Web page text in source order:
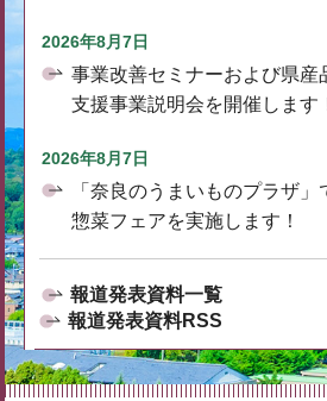
2026年8月7日
事業改善セミナーおよび県産
支援事業説明会を開催します
2026年8月7日
「奈良のうまいものプラザ
惣菜フェアを実施します！
報道発表資料一覧
報道発表資料RSS